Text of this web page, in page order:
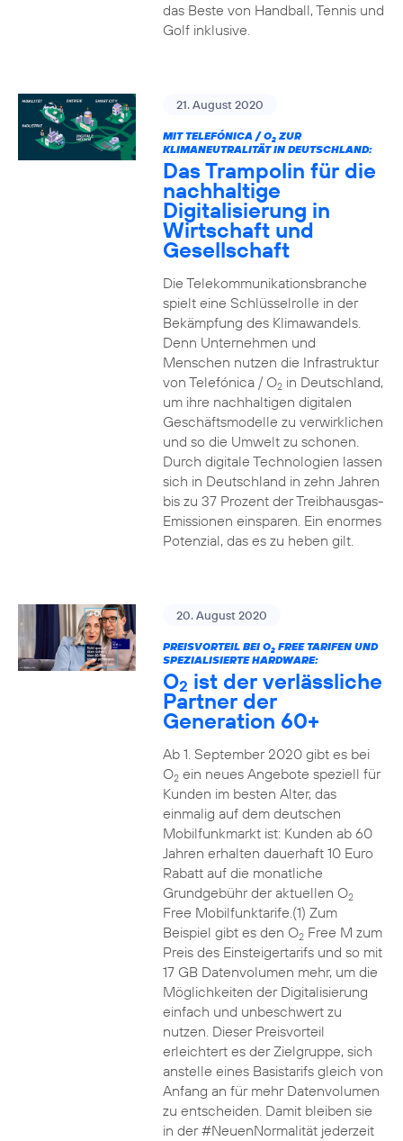
das Beste von Handball, Tennis und
Golf inklusive.
21. August 2020
MIT TELEFÓNICA / O2ZUR
KLIMANEUTRALITÄT IN DEUTSCHLAND:
Das Trampolin für die
nachhaltige
Digitalisierung in
Wirtschaft und
Gesellschaft
Die Telekommunikationsbranche
spielt eine Schlüsselrolle in der
Bekämpfung des Klimawandels.
Denn Unternehmen und
Menschen nutzen die Infrastruktur
von Telefónica / O2in Deutschland,
um ihre nachhaltigen digitalen
Geschäftsmodelle zu verwirklichen
und so die Umwelt zu schonen.
Durch digitale Technologien lassen
sich in Deutschland in zehn Jahren
bis zu 37 Prozent der Treibhausgas-
Emissionen einsparen. Ein enormes
Potenzial, das es zu heben gilt.
20. August 2020
PREISVORTEIL BEI O2FREE TARIFEN UND
SPEZIALISIERTE HARDWARE:
O2 ist der verlässliche
Partner der
Generation 60+
Ab 1. September 2020 gibt es bei
O2ein neues Angebote speziell für
Kunden im besten Alter, das
einmalig auf dem deutschen
Mobilfunkmarkt ist: Kunden ab 60
Jahren erhalten dauerhaft 10 Euro
Rabatt auf die monatliche
Grundgebühr der aktuellen O2
Free Mobilfunktarife.(1) Zum
Beispiel gibt es den O2Free M zum
Preis des Einsteigertarifs und so mit
17 GB Datenvolumen mehr, um die
Möglichkeiten der Digitalisierung
einfach und unbeschwert zu
nutzen. Dieser Preisvorteil
erleichtert es der Zielgruppe, sich
anstelle eines Basistarifs gleich von
Anfang an für mehr Datenvolumen
zu entscheiden. Damit bleiben sie
in der #NeuenNormalität jederzeit